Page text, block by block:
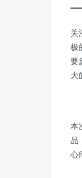
关
极
要
大
本
品
心